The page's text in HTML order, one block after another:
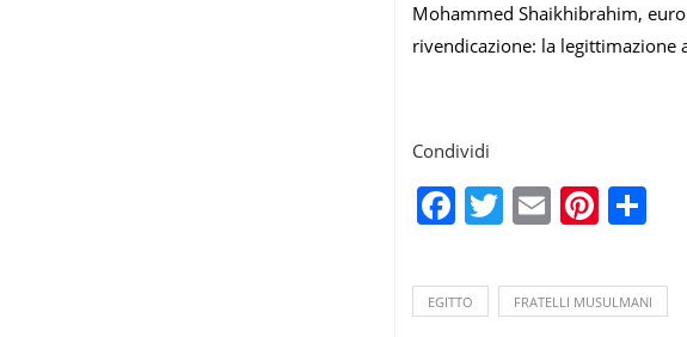
Mohammed Shaikhibrahim,
rivendicazione: la legittimazione
Condividi
Facebook
Twitter
Email
EGITTO FRATELLI MUSULMANI